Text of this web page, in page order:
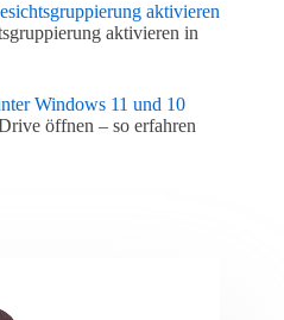
aktivieren
aktivieren in
Windows 11 und 10
öffnen – so erfahren